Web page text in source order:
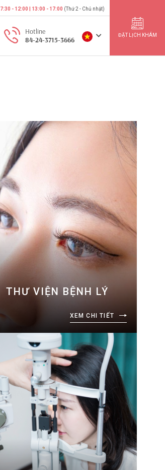
7:30 - 12:00 | 13:00 - 17:00 (Thứ 2 - Chủ nhật)
Hotline
84-24-3715-3666
ĐẶT LỊCH KHÁM
THƯ VIỆN BỆNH LÝ
XEM CHI TIẾT